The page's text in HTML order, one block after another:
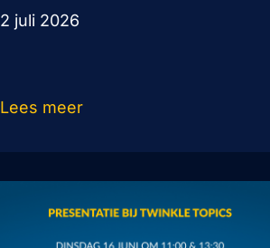
2 juli 2026
Lees meer